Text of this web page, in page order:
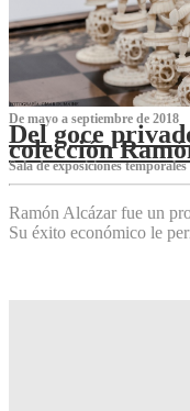
De mayo a septiembre de 2018
Del goce
colección
Sala de exposiciones temporales
Ramón Alcázar fue un
Su éxito económico le